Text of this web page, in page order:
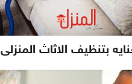
بتنظيف الاثاث المنزلى